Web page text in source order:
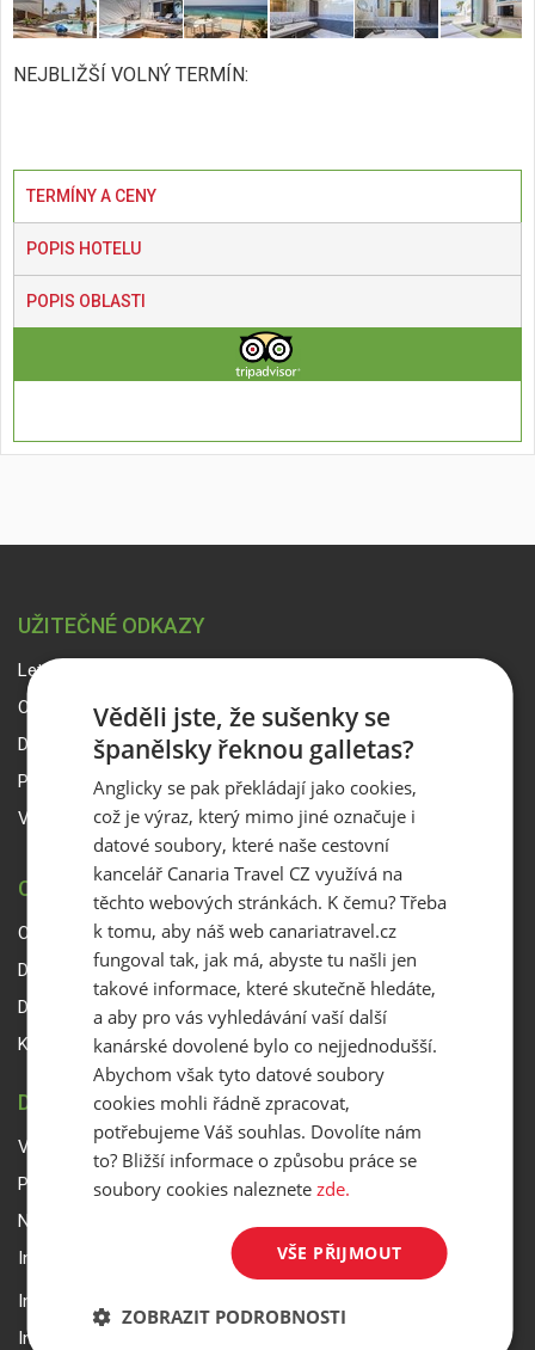
NEJBLIŽŠÍ VOLNÝ TERMÍN:
TERMÍNY A CENY
POPIS HOTELU
POPIS OBLASTI
UŽITEČNÉ ODKAZY
Letový řád
Online platba
Dokumenty ke stažení
Počasí na Kanárských ostrovech
Vstup pro partnery
CANARIA TRAVEL CZ
O Canaria Travel CZ
Dárkové poukazy
Delegáti
Kontakty
DŮLEŽITÉ INFORMACE
Všeobecné smluvní podmínky a reklamační řád
Přepravní podmínky Smartwings
Nastavení a ochrana soukromí
Informace k rezervaci zájezdu
Informace k pojištění
Informace k letecké přepravě
Věděli jste, že sušenky se
španělsky řeknou galletas?
Anglicky se pak překládají jako cookies,
což je výraz, který mimo jiné označuje i
datové soubory, které naše cestovní
kancelář Canaria Travel CZ využívá na
těchto webových stránkách. K čemu? Třeba
k tomu, aby náš web canariatravel.cz
fungoval tak, jak má, abyste tu našli jen
takové informace, které skutečně hledáte,
a aby pro vás vyhledávání vaší další
kanárské dovolené bylo co nejjednodušší.
Abychom však tyto datové soubory
cookies mohli řádně zpracovat,
potřebujeme Váš souhlas. Dovolíte nám
to? Bližší informace o způsobu práce se
soubory cookies naleznete zde.
VŠE PŘIJMOUT
ZOBRAZIT PODROBNOSTI